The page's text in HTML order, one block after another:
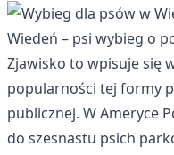
Wiedeń – psi wybieg o
Zjawisko to wpisuje się
popularności tej formy
publicznej. W Ameryce
do szesnastu psich